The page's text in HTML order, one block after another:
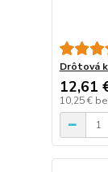
Drôtová
12,61
10,25 €